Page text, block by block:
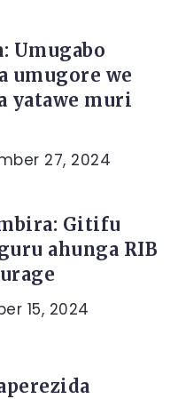
Umugabo
umugore we
yatawe muri
27, 2024
Gitifu
ahunga RIB
15, 2024